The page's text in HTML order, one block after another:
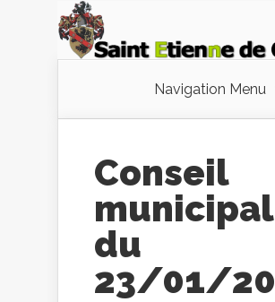
Navigation Menu
Conseil
municipal
du
23/01/